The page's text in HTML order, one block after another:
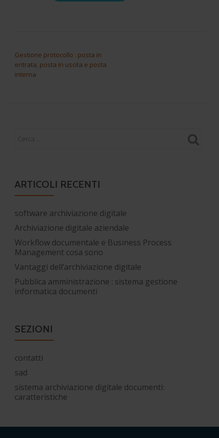
Gestione protocollo : posta in
entrata, posta in uscita e posta
interna
ARTICOLI RECENTI
software archiviazione digitale
Archiviazione digitale aziendale
Workflow documentale e Business Process
Management cosa sono
Vantaggi dell’archiviazione digitale
Pubblica amministrazione : sistema gestione
informatica documenti
SEZIONI
contatti
sad
sistema archiviazione digitale documenti:
caratteristiche